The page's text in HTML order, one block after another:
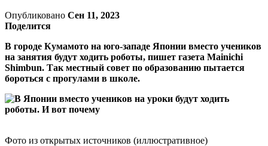
Опубликовано Сен 11, 2023
Поделится
В городе Кумамото на юго-западе Японии вместо учеников
на занятия будут ходить роботы, пишет газета Mainichi
Shimbun. Так местный совет по образованию пытается
бороться с прогулами в школе.
Фото из открытых источников (иллюстративное)